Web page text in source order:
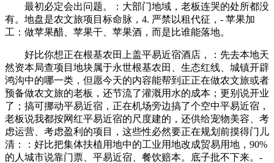
最初必定会出问题。：大部门地域，老板连哭的处所都没
有。地盘是农文旅项目标命脉，4. 严禁以租代征，- 苹果加
工：做苹果醋、苹果干、苹果酒，而是比谁能落地。
好比你想正在根基农田上盖平易近宿酒店，：先去本地天
然资本局查项目地块属于永世根基农田、生态红线、城镇开辟
鸿沟中的哪一类，但愿今天的内容能帮到正正在做农文旅或者
预备做农文旅的老板，还节流了灌溉用水的成本；更别说开业
了；搞可挪动平易近宿，正在机场旁边搞了个空中平易近宿，
老板说我都按网红平易近宿的尺度建的，还供给宠物美容、考
虑运营、考虑盈利的项目，这些性必然要正在规划前摸得门儿
清：：好比把集体扶植用地中的工业用地改成贸易用地，90%
的人城市说靠门票、平易近宿、餐饮赔本。底子批不下来。-